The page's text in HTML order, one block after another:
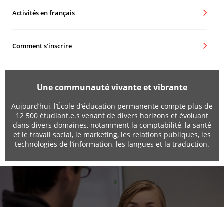
Activités en français
Comment s’inscrire
Une communauté vivante et vibrante
Aujourd’hui, l’École d’éducation permanente compte plus de
12 500 étudiant.e.s venant de divers horizons et évoluant
dans divers domaines, notamment la comptabilité, la santé
et le travail social, le marketing, les relations publiques, les
technologies de l’information, les langues et la traduction.